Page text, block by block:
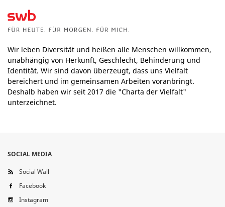
Wir leben Diversität und heißen alle Menschen willkommen,
unabhängig von Herkunft, Geschlecht, Behinderung und
Identität. Wir sind davon überzeugt, dass uns Vielfalt
bereichert und im gemeinsamen Arbeiten voranbringt.
Deshalb haben wir seit 2017 die "Charta der Vielfalt"
unterzeichnet.
SOCIAL MEDIA
Social Wall
Facebook
Instagram